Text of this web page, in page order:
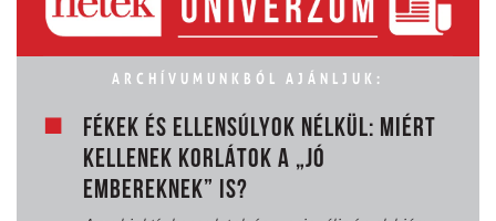
ARCHÍVUMUNKBÓL AJÁNLJUK:
FÉKEK ÉS ELLENSÚLYOK NÉLKÜL: MIÉRT
KELLENEK KORLÁTOK A „JÓ
EMBEREKNEK” IS?